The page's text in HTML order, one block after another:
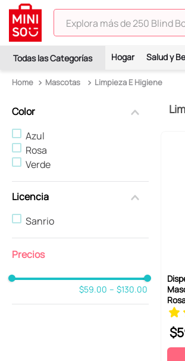
Explora más de 250 Blind Box
Hogar Salud y
Mascotas Limpieza E Higiene
Color
Azul
Rosa
Verde
Licencia
Sanrio
$59.00 – $130.00
$
TÉRMINOS MÁS
2.
spiderman
peluche
llaveros